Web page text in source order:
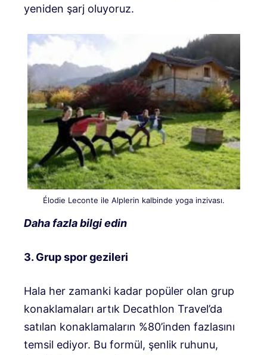
yeniden şarj oluyoruz.
Élodie Leconte ile Alplerin kalbinde yoga inzivası.
Daha fazla bilgi edin
3. Grup spor gezileri
Hala her zamanki kadar popüler olan grup
konaklamaları artık Decathlon Travel’da
satılan konaklamaların %80’inden fazlasını
temsil ediyor. Bu formül, şenlik ruhunu,